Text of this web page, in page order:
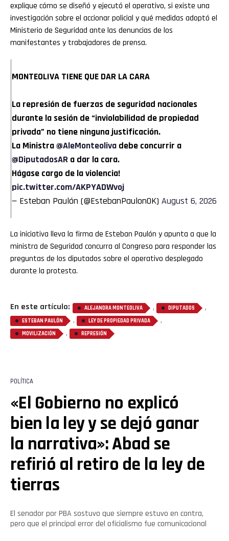
explique cómo se diseñó y ejecutó el operativo, si existe una
investigación sobre el accionar policial y qué medidas adoptó el
Ministerio de Seguridad ante las denuncias de los
manifestantes y trabajadores de prensa.
MONTEOLIVA TIENE QUE DAR LA CARA
La represión de fuerzas de seguridad nacionales
durante la sesión de “inviolabilidad de propiedad
privada” no tiene ninguna justificación.
La Ministra@AleMonteoliva debe concurrir a
@DiputadosAR a dar la cara.
Hágase cargo de la violencia!
pic.twitter.com/AKPYADWvoj
— Esteban Paulón (@EstebanPaulonOK) August 6, 2026
La iniciativa lleva la firma de Esteban Paulón y apunta a que la
ministra de Seguridad concurra al Congreso para responder las
preguntas de los diputados sobre el operativo desplegado
durante la protesta.
En este artículo: ALEJANDRA MONTEOLIVA , DIPUTADOS ,
ESTEBAN PAULÓN , LEY DE PROPIEDAD PRIVADA ,
MOVILIZACIÓN , REPRESIÓN
POLÍTICA
«El Gobierno no explicó
bien la ley y se dejó ganar
la narrativa»: Abad se
refirió al retiro de la ley de
tierras
El senador por PBA sostuvo que siempre estuvo en contra,
pero que el principal error del oficialismo fue comunicacional